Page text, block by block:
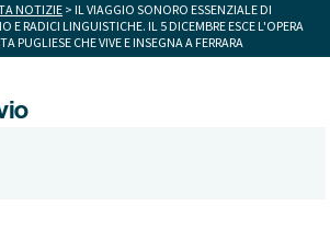
NOTIZIE > IL VIAGGIO SONORO ESSENZIALE DI
E RADICI LINGUISTICHE. IL 5 DICEMBRE ESCE L'OPERA
PUGLIESE CHE VIVE E INSEGNA A FERRARA